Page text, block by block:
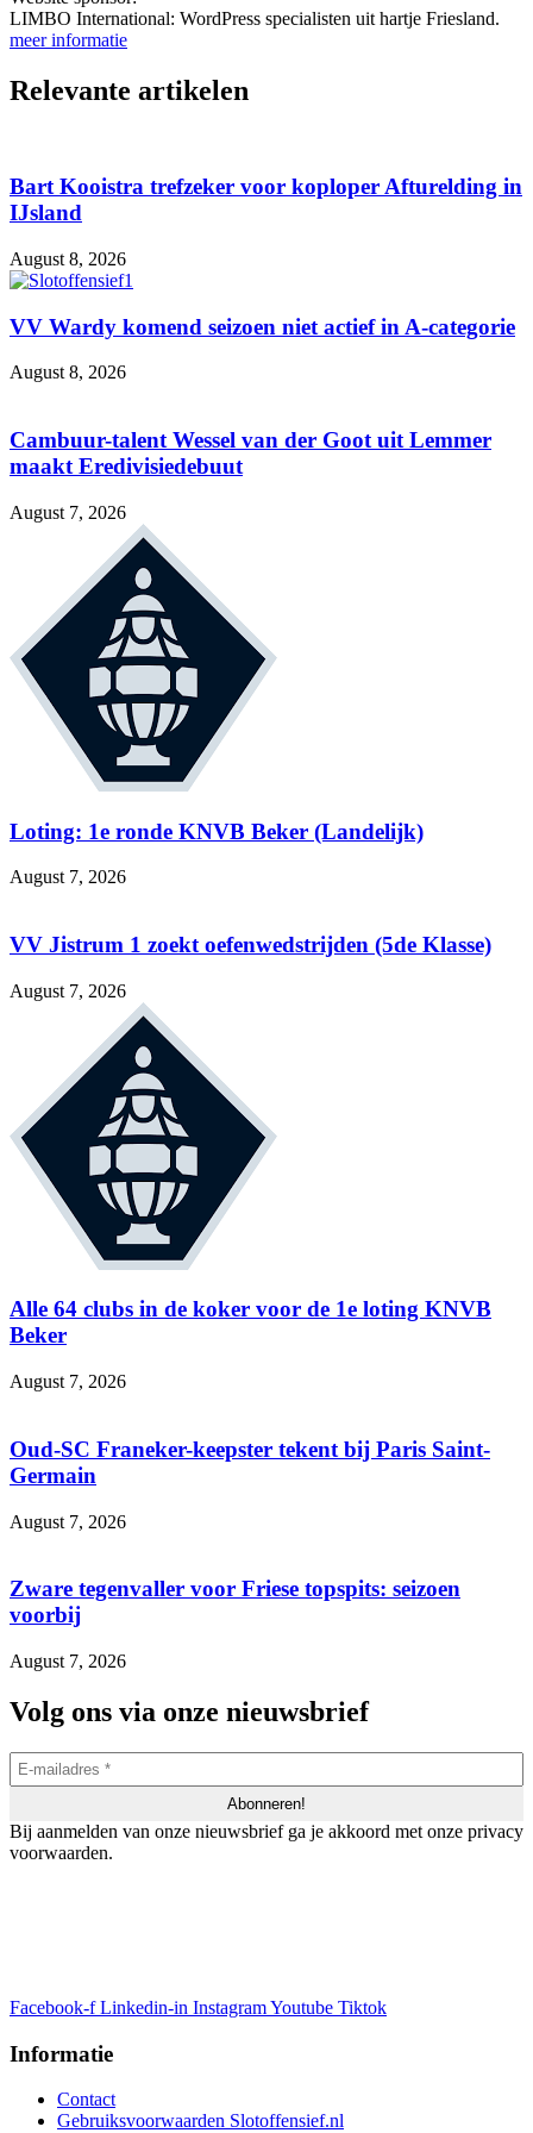
LIMBO International: WordPress specialisten uit hartje Friesland.
meer informatie
Relevante artikelen
Bart Kooistra trefzeker voor koploper Afturelding in
IJsland
August 8, 2026
VV Wardy komend seizoen niet actief in A-categorie
August 8, 2026
Cambuur-talent Wessel van der Goot uit Lemmer
maakt Eredivisiedebuut
August 7, 2026
Loting: 1e ronde KNVB Beker (Landelijk)
August 7, 2026
VV Jistrum 1 zoekt oefenwedstrijden (5de Klasse)
August 7, 2026
Alle 64 clubs in de koker voor de 1e loting KNVB
Beker
August 7, 2026
Oud-SC Franeker-keepster tekent bij Paris Saint-
Germain
August 7, 2026
Zware tegenvaller voor Friese topspits: seizoen
voorbij
August 7, 2026
Volg ons via onze nieuwsbrief
Bij aanmelden van onze nieuwsbrief ga je akkoord met onze privacy
voorwaarden.
Facebook-f Linkedin-in InstagramYoutube Tiktok
Informatie
Contact
Gebruiksvoorwaarden Slotoffensief.nl